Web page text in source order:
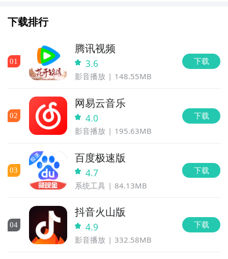
下载排行
01
腾讯视频
3.6
影音播放 148.55MB
下载
02
网易云音乐
4.0
影音播放 195.63MB
下载
03
百度极速版
4.7
系统工具 84.13MB
下载
04
抖音火山版
4.9
影音播放 332.58MB
下载